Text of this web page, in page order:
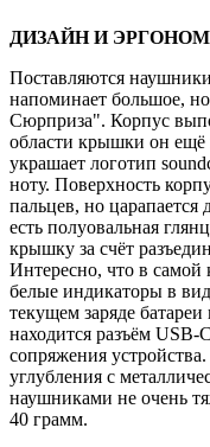
ДИЗАЙН И
Поставляются
напоминает большое,
Сюрприза". Корпус
области крышки он ещё
украшает логотип
ноту. Поверхность
пальцев, но царапается
есть полуовальная
крышку за счёт
Интересно, что в самой
белые индикаторы в
текущем заряде
находится разъём USB-
сопряжения
углубления с
наушниками не очень
40 грамм.